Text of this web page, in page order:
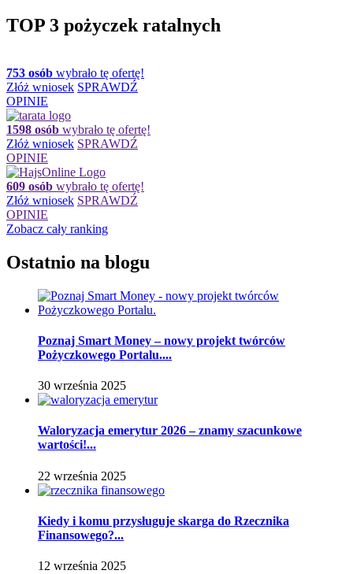
TOP 3 pożyczek ratalnych
753 osób wybrało tę ofertę!
Złóż wniosek SPRAWDŹ
OPINIE
1598 osób wybrało tę ofertę!
Złóż wniosek SPRAWDŹ
OPINIE
609 osób wybrało tę ofertę!
Złóż wniosek SPRAWDŹ
OPINIE
Zobacz cały ranking
Ostatnio na blogu
Poznaj Smart Money – nowy projekt twórców
Pożyczkowego Portalu....
30 września 2025
Waloryzacja emerytur 2026 – znamy szacunkowe
wartości!...
22 września 2025
Kiedy i komu przysługuje skarga do Rzecznika
Finansowego?...
12 września 2025